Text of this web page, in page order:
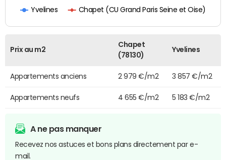
Yvelines Chapet (CU Grand Paris Seine et Oise)
Prix au m2
Chapet
(78130)
Yvelines
Appartements anciens 2 979 €/m2 3 857 €/m2
Appartements neufs 4 655 €/m2 5 183 €/m2
A ne pas manquer
Recevez nos astuces et bons plans directement par e-
mail.